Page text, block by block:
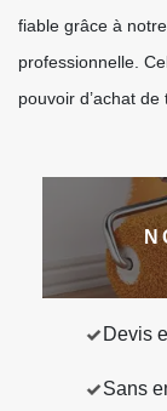
fiable grâce à
professionnelle.
pouvoir d’achat de
Devis
Sans